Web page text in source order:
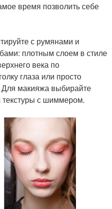
время позволить себе
с румянами и
плотным слоем в стиле
века по
глаза или просто
макияжа выбирайте
текстуры с шиммером.